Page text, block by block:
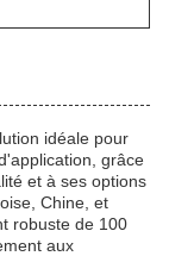
idéale pour
grâce
et à ses options
Chine, et
robuste de 100
aux